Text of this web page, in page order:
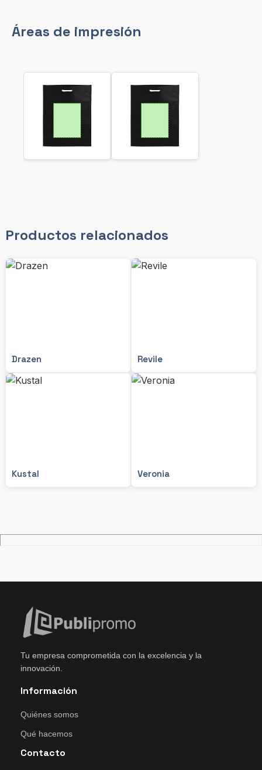
Áreas de impresión
Productos relacionados
Drazen Revile
Kustal Veronia
Tu empresa comprometida con la excelencia y la
innovación.
Información
Quiénes somos
Qué hacemos
Contacto